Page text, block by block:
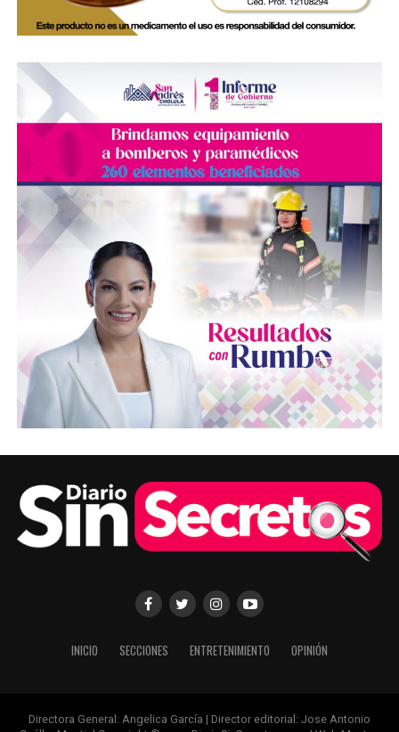
INICIO SECCIONES ENTRETENIMIENTO OPINIÓN
Directora General: Angelica García | Director editorial: Jose Antonio